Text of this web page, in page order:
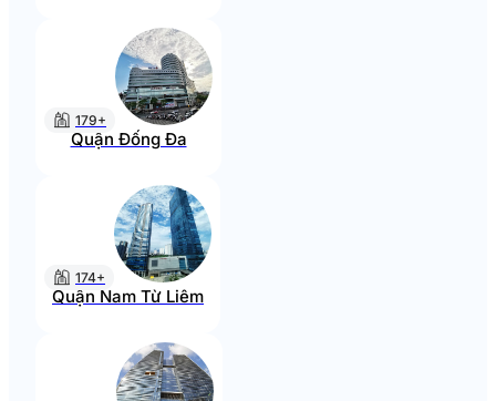
179+
Quận Đống Đa
174+
Quận Nam Từ Liêm